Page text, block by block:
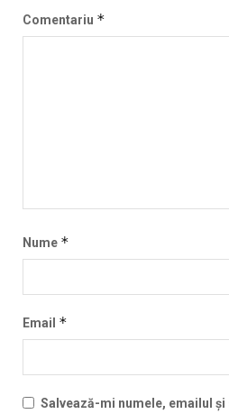
Comentariu *
Nume *
Email *
Salvează-mi numele, emailul